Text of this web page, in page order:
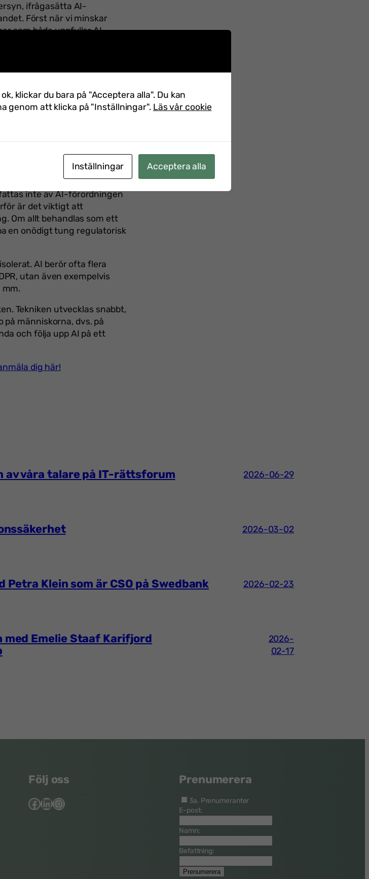
ifrågasätta AI-
Först när vi minskar
som både uppfyller AI-
partner från CMS Wistrand
Group
& Tech Legal
ditt främsta råd till
innovationen?
två motstridiga mål. De
i verksamheten från början,
del är att tidigt skapa
inte av AI-förordningen
är det viktigt att
Om allt behandlas som ett
en onödigt tung regulatorisk
AI berör ofta flera
utan även exempelvis
Tekniken utvecklas snabbt,
människorna, dvs. på
och följa upp AI på ett
dig här!
av våra talare på IT-rättsforum 2026-06-29
2026-03-02
Klein som är CSO på Swedbank 2026-02-23
Emelie Staaf Karifjord
2026-
02-17
Följ oss
Facebook LinkedIn Instagram
Prenumerera
3a. Prenumeranter
E-post:
Namn:
Befattning:
klickar du bara på "Acceptera alla". Du kan
genom att klicka på "Inställningar". Läs vår cookie
Inställningar Acceptera alla